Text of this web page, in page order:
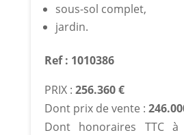
sous-sol complet,
jardin.
Ref : 1010386
PRIX : 256.360€
Dont prix de vente :
Dont honoraires TTC